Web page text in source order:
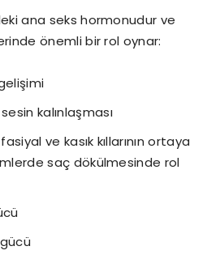
ana seks hormonudur ve
önemli bir rol oynar:
kalınlaşması
ve kasık kıllarının ortaya
saç dökülmesinde rol